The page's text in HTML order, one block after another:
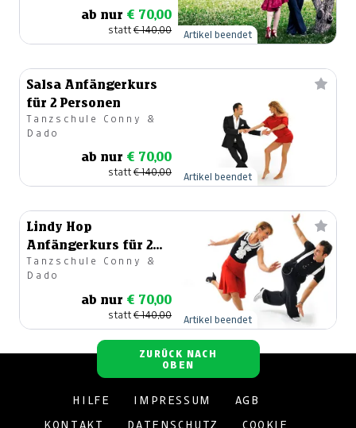
ab nur € 70,00
statt€ 140,00 Artikel beendet
Salsa Anfängerkurs
für 2 Personen
Tanzschule Conny &
Dado
ab nur € 70,00
statt€ 140,00 Artikel beendet
Lindy Hop
Anfängerkurs für 2
Personen
Tanzschule Conny &
Dado
ab nur € 70,00
statt€ 140,00 Artikel beendet
ZURÜCK NACH
OBEN
HILFE IMPRESSUM AGB
KONTAKT DATENSCHUTZ COOKIE